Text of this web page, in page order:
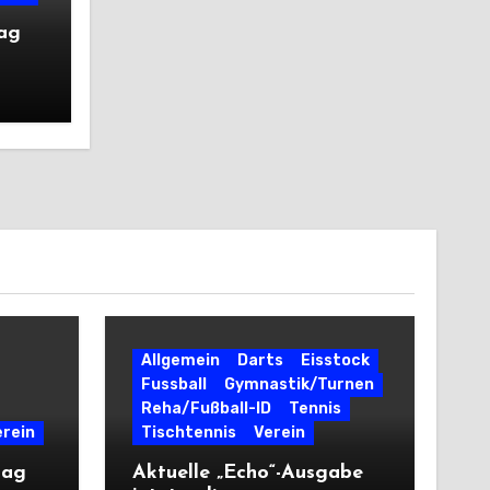
Allgemein Darts
Eisstock
Fussball
Gymnastik/Turnen
Reha/Fußball-ID
Tennis
Tischtennis
Verein
Aktuelle „Echo“-Ausgabe